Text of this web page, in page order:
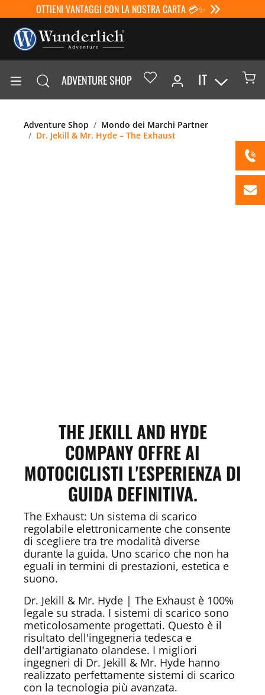
OTTIENI VANTAGGI CON LA NOSTRA CARTA 💳✨
ADVENTURE SHOP IT
Adventure Shop
Mondo dei Marchi Partner
Dr. Jekill & Mr. Hyde – The Exhaust
THE JEKILL AND HYDE
COMPANY OFFRE AI
MOTOCICLISTI L'ESPERIENZA DI
GUIDA DEFINITIVA.
The Exhaust: Un sistema di scarico
regolabile elettronicamente che consente
di scegliere tra tre modalità diverse
durante la guida. Uno scarico che non ha
eguali in termini di prestazioni, estetica e
suono.
Dr. Jekill & Mr. Hyde | The Exhaust è 100%
legale su strada. I sistemi di scarico sono
meticolosamente progettati. Questo è il
risultato dell'ingegneria tedesca e
dell'artigianato olandese. I migliori
ingegneri di Dr. Jekill & Mr. Hyde hanno
realizzato perfettamente sistemi di scarico
con la tecnologia più avanzata.